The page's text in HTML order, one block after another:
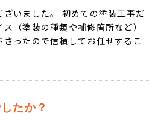
いました。 初めての塗装工事だ
（塗装の種類や補修箇所など）
ったので信頼してお任せするこ
たか？